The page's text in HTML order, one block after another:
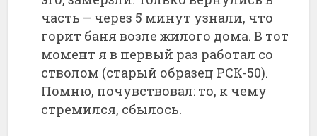
часть – через 5 минут узнали, что
горит баня возле жилого дома. В тот
момент я в первый раз работал со
стволом (старый образец РСК-50).
Помню, почувствовал: то, к чему
стремился, сбылось.